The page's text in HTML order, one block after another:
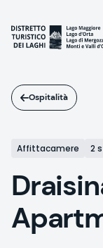
contenuto
principale
Ospitalità
Affittacamere 2